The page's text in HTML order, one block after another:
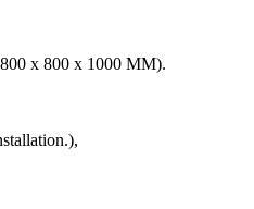
x 800 x 1000 MM).